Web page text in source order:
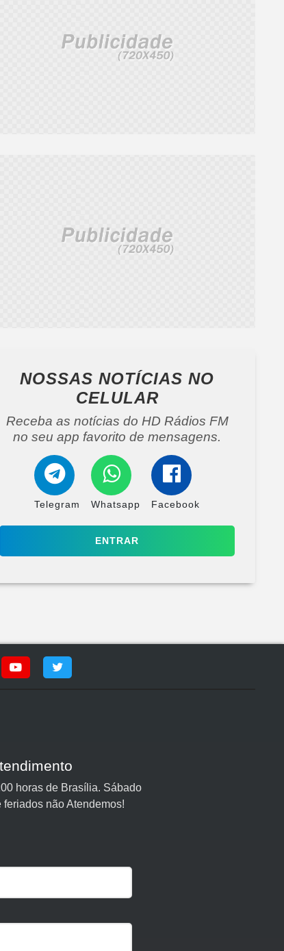
NOSSAS NOTÍCIAS NO
CELULAR
Receba as notícias do HD Rádios FM
no seu app favorito de mensagens.
Telegram Whatsapp Facebook
ENTRAR
horas de Brasília. Sábado
não Atendemos!